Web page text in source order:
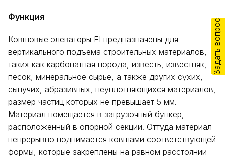
Функция
Ковшовые элеваторы EI предназначены для
вертикального подъема строительных материалов,
таких как карбонатная порода, известь, известняк,
песок, минеральное сырье, а также других сухих,
сыпучих, абразивных, неуплотняющихся материалов,
размер частиц которых не превышает 5 мм.
Материал помещается в загрузочный бункер,
расположенный в опорной секции. Оттуда материал
непрерывно поднимается ковшами соответствующей
формы, которые закреплены на равном расстоянии
Задать вопрос